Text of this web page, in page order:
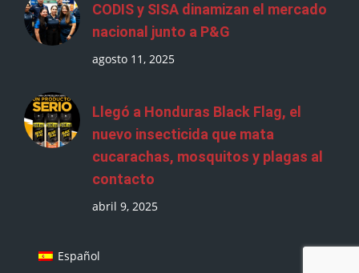
CODIS y SISA dinamizan el mercado
nacional junto a P&G
agosto 11, 2025
Llegó a Honduras Black Flag, el
nuevo insecticida que mata
cucarachas, mosquitos y plagas al
contacto
abril 9, 2025
Español